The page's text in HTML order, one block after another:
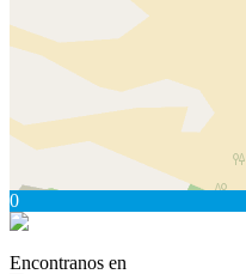
0
Encontranos en